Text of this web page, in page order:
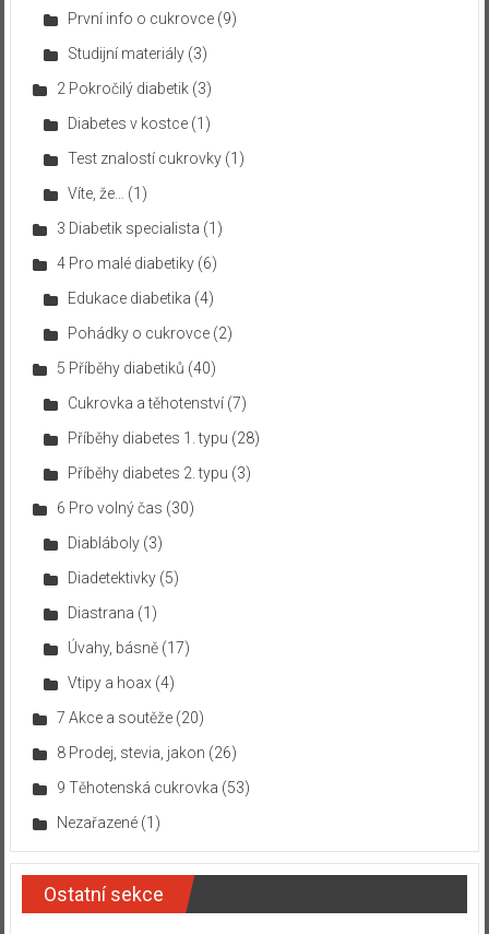
První info o cukrovce(9)
Studijní materiály(3)
2 Pokročilý diabetik(3)
Diabetes v kostce(1)
Test znalostí cukrovky(1)
Víte, že…
(1)
3 Diabetik specialista (1)
4 Pro malé diabetiky(6)
Edukace diabetika (4)
Pohádky o cukrovce(2)
5 Příběhy diabetiků (40)
Cukrovka a těhotenství(7)
Příběhy diabetes 1. typu (28)
Příběhy diabetes 2. typu (3)
6 Pro volný čas (30)
Diabláboly(3)
Diadetektivky(5)
Diastrana (1)
Úvahy, básně(17)
Vtipy a hoax (4)
7 Akce a soutěže(20)
8 Prodej, stevia, jakon (26)
9 Těhotenská cukrovka (53)
Nezařazené(1)
Ostatní sekce